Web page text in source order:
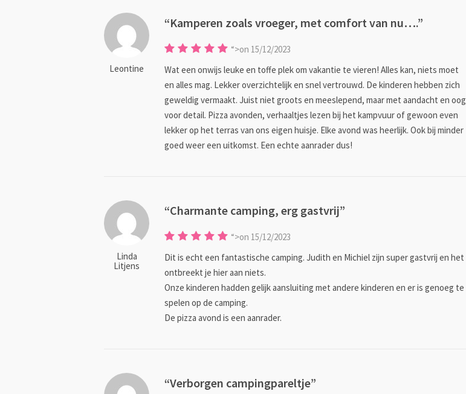
Leontine
Kamperen zoals vroeger, met comfort van nu….
“>on
Wat een onwijs leuke en toffe plek om vakantie te vieren! Alles kan, niets moet
en alles mag. Lekker overzichtelijk en snel vertrouwd. De kinderen hebben zich
geweldig vermaakt. Juist niet groots en meeslepend, maar met aandacht en oog
voor detail. Pizza avonden, verhaaltjes lezen bij het kampvuur of gewoon even
lekker op het terras van ons eigen huisje. Elke avond was heerlijk. Ook bij minder
goed weer een uitkomst. Een echte aanrader dus!
Linda
Litjens
Charmante camping, erg gastvrij
“>on
Dit is echt een fantastische camping. Judith en Michiel zijn super gastvrij en het
ontbreekt je hier aan niets.
Onze kinderen hadden gelijk aansluiting met andere kinderen en er is genoeg te
spelen op de camping.
De pizza avond is een aanrader.
Verborgen campingpareltje